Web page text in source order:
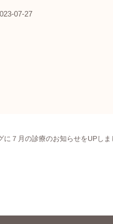
07-27
に７月の診療のお知らせをUPしま